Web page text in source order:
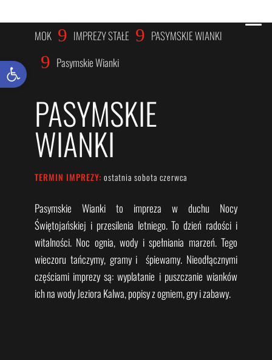
MOK 9 IMPREZY STAŁE 9 PASYMSKIE WIANKI
9 Pasymskie Wianki
PASYMSKIE
WIANKI
TERMIN IMPREZY: ostatnia sobota czerwca
Pasymskie Wianki to impreza w duchu Nocy
Świętojańskiej i przesilenia letniego. To dzień radości i
witalności. Noc ognia, wody i spełniania marzeń. Tego
wieczoru tańczymy, gramy i śpiewamy. Nieodłącznymi
częściami imprezy są: wyplatanie i puszczanie wianków
ich na wody Jeziora Kalwa, popisy z ogniem, gry i zabawy.
Otwórz pasek narzędzi